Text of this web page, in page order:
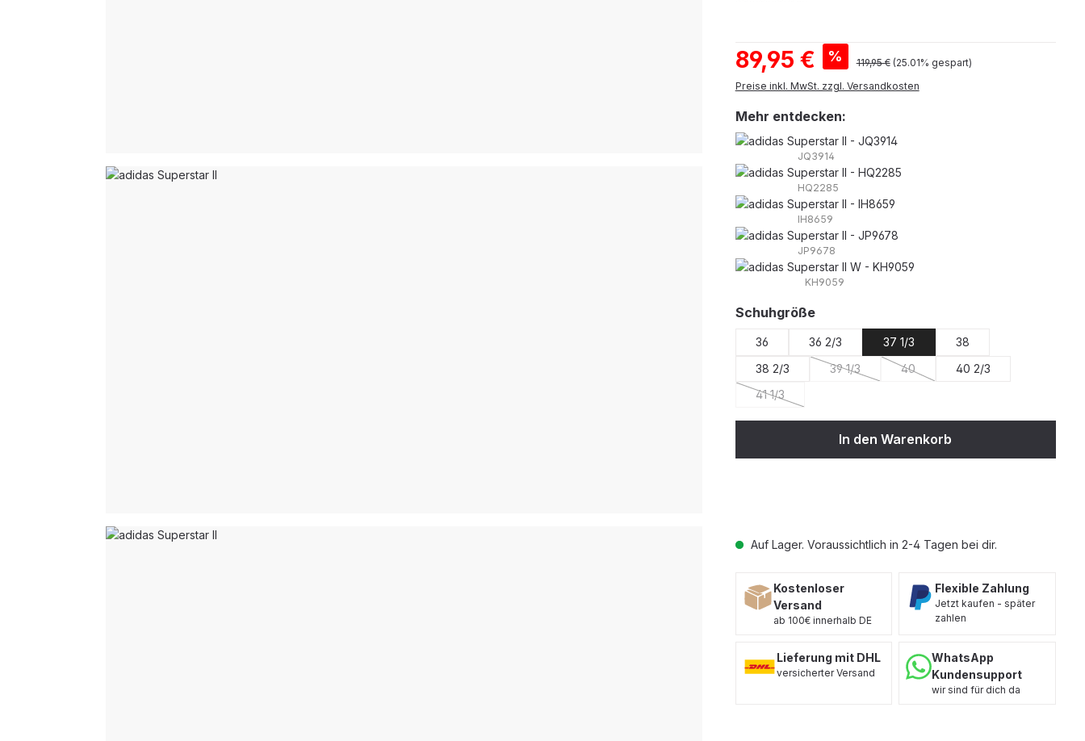
Verkaufspreis:
89,95 € % Regulärer Preis:
119,95 € (25.01% gespart)
Preise inkl. MwSt. zzgl. Versandkosten
Auf Lager. Voraussichtlich in 2-4 Tagen bei dir.
Mehr entdecken:
JQ3914
HQ2285
IH8659
JP9678
KH9059
Schuhgrößeauswählen
36 36 2/3 37 1/3
38
38 2/3
39 1/3
(Diese Option ist zurzeit nicht verfügbar.)
40
(Diese Option ist zurzeit nicht
40 2/3
41 1/3
(Diese Option ist zurzeit nicht verfügbar.)
In den Warenkorb
Kostenloser
Versand
ab 100€ innerhalb DE
Flexible Zahlung
Jetzt kaufen - später
zahlen
Lieferung mit DHL
versicherter Versand
WhatsApp
Kundensupport
wir sind für dich da